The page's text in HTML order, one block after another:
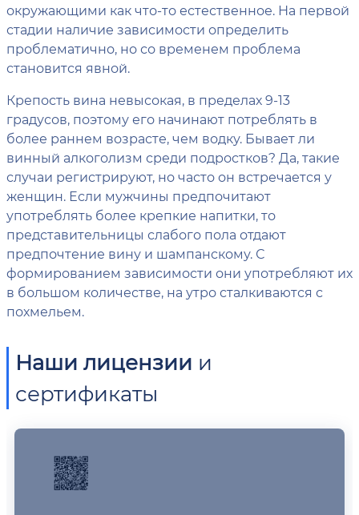
окружающими как что-то естественное. На первой
стадии наличие зависимости определить
проблематично, но со временем проблема
становится явной.
Крепость вина невысокая, в пределах 9-13
градусов, поэтому его начинают потреблять в
более раннем возрасте, чем водку. Бывает ли
винный алкоголизм среди подростков? Да, такие
случаи регистрируют, но часто он встречается у
женщин. Если мужчины предпочитают
употреблять более крепкие напитки, то
представительницы слабого пола отдают
предпочтение вину и шампанскому. С
формированием зависимости они употребляют их
в большом количестве, на утро сталкиваются с
похмельем.
Наши лицензии и
сертификаты